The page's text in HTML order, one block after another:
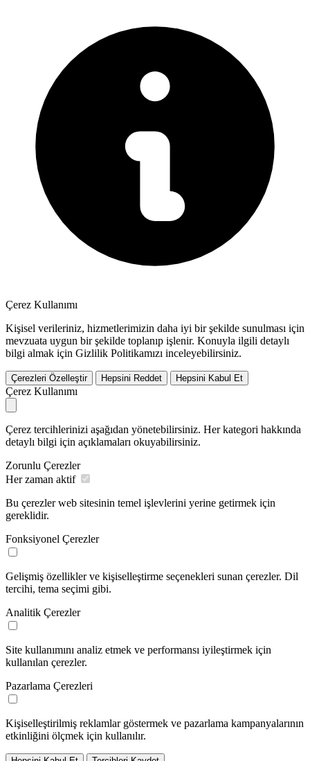
Çerez Kullanımı
Kişisel verileriniz, hizmetlerimizin daha iyi bir şekilde sunulması için
mevzuata uygun bir şekilde toplanıp işlenir. Konuyla ilgili detaylı
bilgi almak için Gizlilik Politikamızı inceleyebilirsiniz.
Çerezleri Özelleştir Hepsini Reddet Hepsini Kabul Et
Çerez Kullanımı
Çerez tercihlerinizi aşağıdan yönetebilirsiniz. Her kategori hakkında
detaylı bilgi için açıklamaları okuyabilirsiniz.
Zorunlu Çerezler
Her zaman aktif
Bu çerezler web sitesinin temel işlevlerini yerine getirmek için
gereklidir.
Fonksiyonel Çerezler
Gelişmiş özellikler ve kişiselleştirme seçenekleri sunan çerezler. Dil
tercihi, tema seçimi gibi.
Analitik Çerezler
Site kullanımını analiz etmek ve performansı iyileştirmek için
kullanılan çerezler.
Pazarlama Çerezleri
Kişiselleştirilmiş reklamlar göstermek ve pazarlama kampanyalarının
etkinliğini ölçmek için kullanılır.